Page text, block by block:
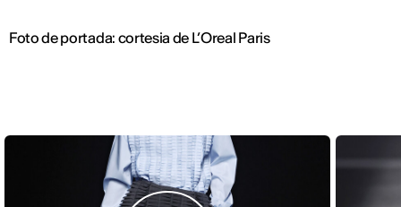
Foto de portada: cortesia de L’Oreal Paris